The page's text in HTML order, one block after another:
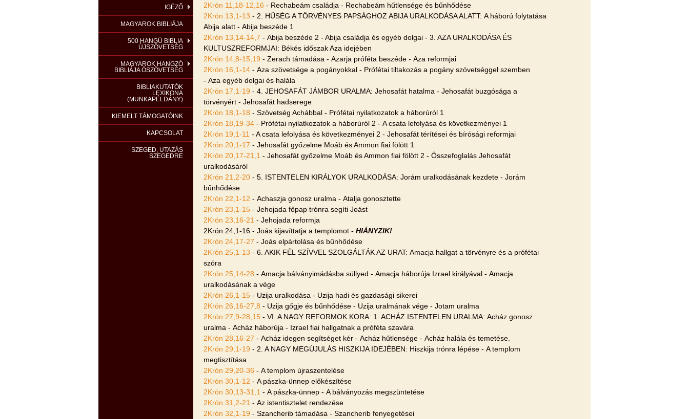
2Krón 11,18-12,16 - Rechabeám családja - Rechabeám hűtlensége és bűnhődése
2Krón 13,1-13 - 2. HŰSÉG A TÖRVÉNYES PAPSÁGHOZ ABIJA URALKODÁSA ALATT: A háború folytatása
Abija alatt - Abija beszéde 1
2Krón 13,14-14,7 - Abija beszéde 2 - Abija családja és egyéb dolgai - 3. AZA URALKODÁSA ÉS
KULTUSZREFORMJAI: Békés időszak Aza idejében
2Krón 14,8-15,19 - Zerach támadása - Azarja próféta beszéde - Aza reformjai
2Krón 16,1-14 - Aza szövetsége a pogányokkal - Prófétai tiltakozás a pogány szövetséggel szemben
- Aza egyéb dolgai és halála
2Krón 17,1-19 - 4. JEHOSAFÁT JÁMBOR URALMA: Jehosafát hatalma - Jehosafát buzgósága a
törvényért - Jehosafát hadserege
2Krón 18,1-18 - Szövetség Achábbal - Prófétai nyilatkozatok a háborúról 1
2Krón 18,19-34 - Prófétai nyilatkozatok a háborúról 2 - A csata lefolyása és következményei 1
2Krón 19,1-11 - A csata lefolyása és következményei 2 - Jehosafát térítései és bírósági reformjai
2Krón 20,1-17 - Jehosafát győzelme Moáb és Ammon fiai fölött 1
2Krón 20,17-21,1 - Jehosafát győzelme Moáb és Ammon fiai fölött 2 - Összefoglalás Jehosafát
uralkodásáról
2Krón 21,2-20 - 5. ISTENTELEN KIRÁLYOK URALKODÁSA: Jorám uralkodásának kezdete - Jorám
bűnhődése
2Krón 22,1-12 - Achaszja gonosz uralma - Atalja gonosztette
2Krón 23,1-15 - Jehojada főpap trónra segíti Joást
2Krón 23,16-21 - Jehojada reformja
2Krón 24,1-16 - Joás kijavíttatja a templomot - HIÁNYZIK!
2Krón 24,17-27 - Joás elpártolása és bűnhődése
2Krón 25,1-13 - 6. AKIK FÉL SZÍVVEL SZOLGÁLTÁK AZ URAT: Amacja hallgat a törvényre és a prófétai
szóra
2Krón 25,14-28 - Amacja bálványimádásba süllyed - Amacja háborúja Izrael királyával - Amacja
uralkodásának a vége
2Krón 26,1-15 - Uzija uralkodása - Uzija hadi és gazdasági sikerei
2Krón 26,16-27,8 - Uzija gőgje és bűnhődése - Uzija uralmának vége - Jotam uralma
2Krón 27,9-28,15 - VI. A NAGY REFORMOK KORA: 1. ACHÁZ ISTENTELEN URALMA: Acház gonosz
uralma - Acház háborúja - Izrael fiai hallgatnak a próféta szavára
2Krón 28,16-27 - Acház idegen segítséget kér - Acház hűtlensége - Acház halála és temetése.
2Krón 29,1-19 - 2. A NAGY MEGÚJULÁS HISZKIJA IDEJÉBEN: Hiszkija trónra lépése - A templom
megtisztítása
2Krón 29,20-36 - A templom újraszentelése
2Krón 30,1-12 - A pászka-ünnep előkészítése
2Krón 30,13-31,1 - A pászka-ünnep - A bálványozás megszüntetése
2Krón 31,2-21 - Az istentisztelet rendezése
2Krón 32,1-19 - Szancherib támadása - Szancherib fenyegetései
IGÉZŐ
MAGYAROK BIBLIÁJA
500 HANGÚ BIBLIA
ÚJSZÖVETSÉG
MAGYAROK HANGZÓ
BIBLIÁJA ÓSZÖVETSÉG
BIBLIAKUTATÓK
LEXIKONA
(MUNKAPÉLDÁNY)
KIEMELT TÁMOGATÓINK
KAPCSOLAT
SZEGED, UTAZÁS
SZEGEDRE